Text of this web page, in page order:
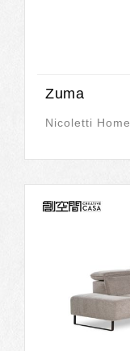
Zuma
Nicoletti Home